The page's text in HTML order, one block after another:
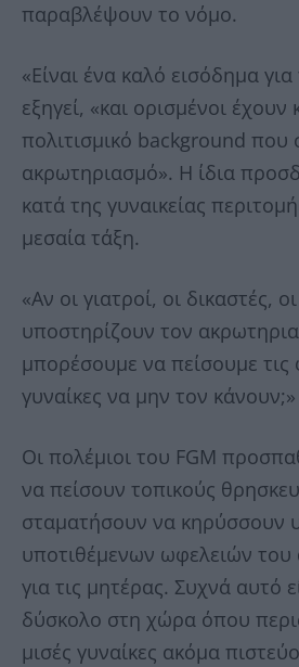
παραβλέψουν το νόμο.
«Είναι ένα καλό εισόδημα
εξηγεί, «και ορισμένοι έχουν
πολιτισμικό background που
ακρωτηριασμό». Η ίδια
κατά της γυναικείας
μεσαία τάξη.
«Αν οι γιατροί, οι δικαστές,
υποστηρίζουν τον
μπορέσουμε να πείσουμε τις
γυναίκες να μην τον
Οι πολέμιοι του FGM
να πείσουν τοπικούς
σταματήσουν να κηρύσσουν
υποτιθέμενων ωφελειών
για τις μητέρας. Συχνά αυτό
δύσκολο στη χώρα όπου
μισές γυναίκες ακόμα